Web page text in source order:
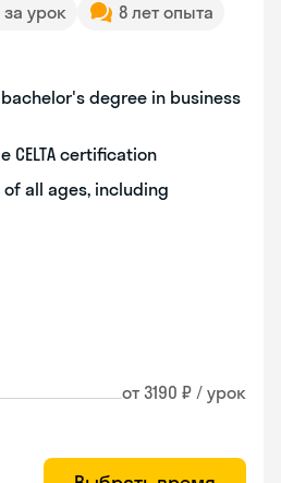
за урок
8 лет опыта
degree in business
CELTA certification
all ages, including
от 3190 ₽ / урок